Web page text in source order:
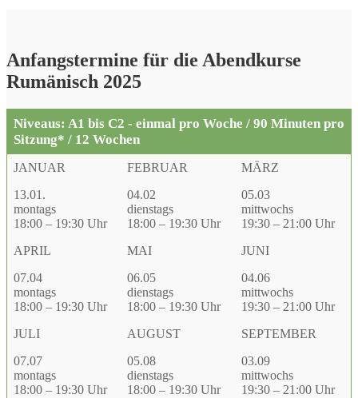
Anfangstermine für die Abendkurse
Rumänisch 2025
Niveaus: A1 bis C2 - einmal pro Woche / 90 Minuten pro
Sitzung* / 12 Wochen
JANUAR FEBRUAR
MÄRZ
13.01.
montags
18:00 – 19:30 Uhr
04.02
dienstags
18:00 – 19:30 Uhr
05.03
mittwochs
19:30 – 21:00 Uhr
APRIL
MAI
JUNI
07.04
montags
18:00 – 19:30 Uhr
06.05
dienstags
18:00 – 19:30 Uhr
04.06
mittwochs
19:30 – 21:00 Uhr
JULI
AUGUST
SEPTEMBER
07.07
montags
18:00 – 19:30 Uhr
05.08
dienstags
18:00 – 19:30 Uhr
03.09
mittwochs
19:30 – 21:00 Uhr